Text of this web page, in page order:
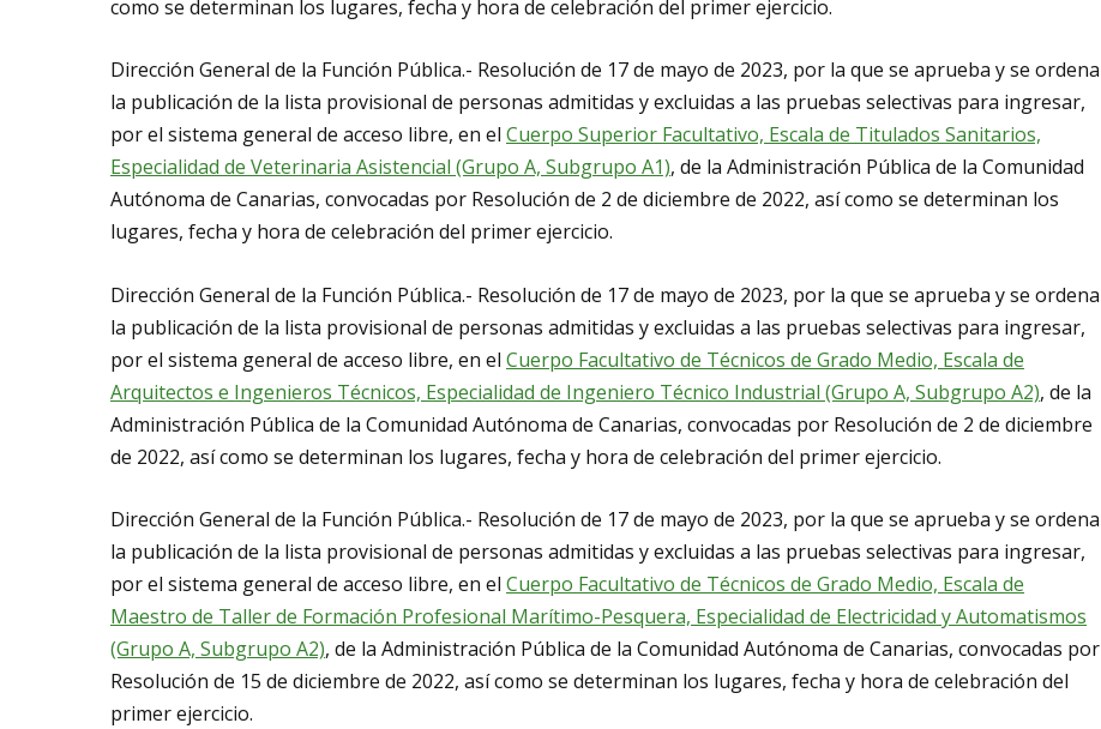
como se determinan los lugares, fecha y hora de celebración del primer ejercicio.
Dirección General de la Función Pública.- Resolución de 17 de mayo de 2023, por la que se aprueba y se ordena
la publicación de la lista provisional de personas admitidas y excluidas a las pruebas selectivas para ingresar,
por el sistema general de acceso libre, en el Cuerpo Superior Facultativo, Escala de Titulados Sanitarios,
Especialidad de Veterinaria Asistencial (Grupo A, Subgrupo A1), de la Administración Pública de la Comunidad
Autónoma de Canarias, convocadas por Resolución de 2 de diciembre de 2022, así como se determinan los
lugares, fecha y hora de celebración del primer ejercicio.
Dirección General de la Función Pública.- Resolución de 17 de mayo de 2023, por la que se aprueba y se ordena
la publicación de la lista provisional de personas admitidas y excluidas a las pruebas selectivas para ingresar,
por el sistema general de acceso libre, en el Cuerpo Facultativo de Técnicos de Grado Medio, Escala de
Arquitectos e Ingenieros Técnicos, Especialidad de Ingeniero Técnico Industrial (Grupo A, Subgrupo A2), de la
Administración Pública de la Comunidad Autónoma de Canarias, convocadas por Resolución de 2 de diciembre
de 2022, así como se determinan los lugares, fecha y hora de celebración del primer ejercicio.
Dirección General de la Función Pública.- Resolución de 17 de mayo de 2023, por la que se aprueba y se ordena
la publicación de la lista provisional de personas admitidas y excluidas a las pruebas selectivas para ingresar,
por el sistema general de acceso libre, en el Cuerpo Facultativo de Técnicos de Grado Medio, Escala de
Maestro de Taller de Formación Profesional Marítimo-Pesquera, Especialidad de Electricidad y Automatismos
(Grupo A, Subgrupo A2), de la Administración Pública de la Comunidad Autónoma de Canarias, convocadas por
Resolución de 15 de diciembre de 2022, así como se determinan los lugares, fecha y hora de celebración del
primer ejercicio.